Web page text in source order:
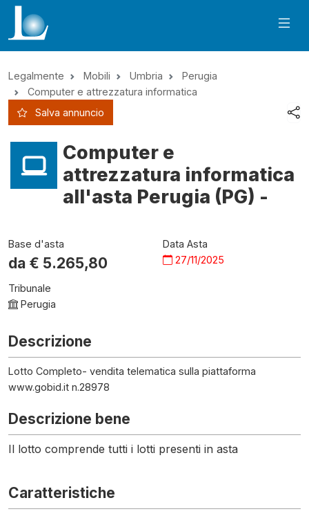
Legalmente Mobili Umbria
Perugia
Computer e attrezzatura informatica
Salva annuncio
Computer e
attrezzatura informatica
all'asta Perugia (PG) -
Base d'asta
da € 5.265,80
Data Asta
27/11/2025
Tribunale
Perugia
Descrizione
Lotto Completo- vendita telematica sulla piattaforma
www.gobid.it n.28978
Descrizione bene
Il lotto comprende tutti i lotti presenti in asta
Caratteristiche